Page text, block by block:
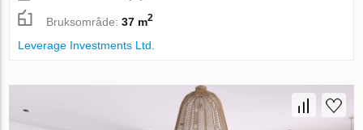
Bruksområde:37 m2
Leverage Investments Ltd.